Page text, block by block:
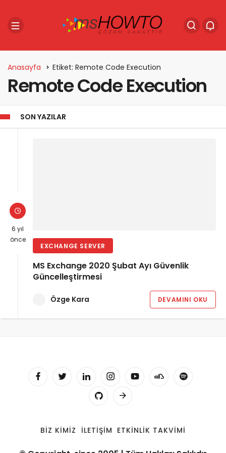
Anasayfa Etiket: Remote Code Execution
Remote Code Execution
SON YAZILAR
6 yıl
önce
EXCHANGE SERVER
MS Exchange 2020 Şubat Ayı Güvenlik
Güncelleştirmesi
Özge Kara DEVAMINI OKU
BIZ KIMIZ İLETIŞIM ETKINLIK TAKVIMI